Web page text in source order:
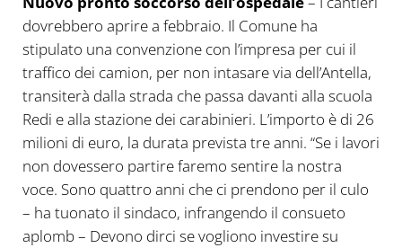
dovrebbero aprire a febbraio. Il Comune ha
stipulato una convenzione con l’impresa per cui il
traffico dei camion, per non intasare via dell’Antella,
transiterà dalla strada che passa davanti alla scuola
Redi e alla stazione dei carabinieri. L’importo è di 26
milioni di euro, la durata prevista tre anni. “Se i lavori
non dovessero partire faremo sentire la nostra
voce. Sono quattro anni che ci prendono per il culo
– ha tuonato il sindaco, infrangendo il consueto
aplomb – Devono dirci se vogliono investire su